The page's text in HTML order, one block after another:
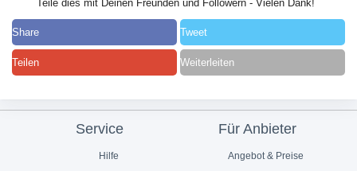
Teile dies mit Deinen Freunden und Followern - Vielen Dank!
Share Tweet
Teilen Weiterleiten
Service
Hilfe
Für Anbieter
Angebot & Preise